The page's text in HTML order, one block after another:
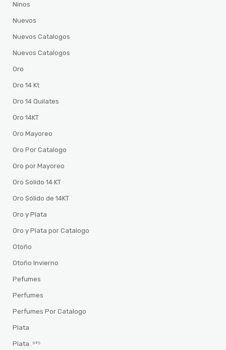
Ninos
Nuevos
Nuevos Catalogos
Nuevos Catalogos
Oro
Oro 14 Kt
Oro 14 Quilates
Oro 14KT
Oro Mayoreo
Oro Por Catalogo
Oro por Mayoreo
Oro Solido 14 KT
Oro Sólido de 14KT
Oro y Plata
Oro y Plata por Catalogo
Otoño
Otoño Invierno
Pefumes
Perfumes
Perfumes Por Catalogo
Plata
Plata .⁹²⁵